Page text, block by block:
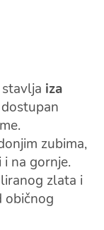
iza
zubima,
na gornje.
zlata i
običnog